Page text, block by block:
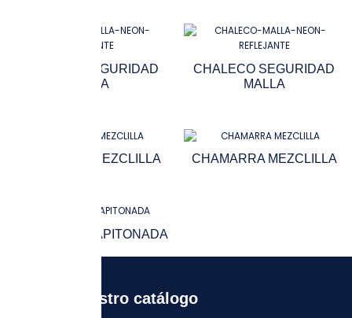
CHALECO SEGURIDAD
MALLA
CHALECO SEGURIDAD
MALLA
CHAMARRA MEZCLILLA CHAMARRA MEZCLILLA
CHAMARRA CAPITONADA
Recibe nuestro catálogo